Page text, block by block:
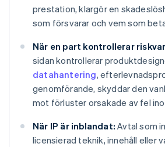
prestation, klargör en
som försvarar och vem som
När en part kontrollerar
sidan kontrollerar
datahantering,
genomförande, skyddar den
mot förluster orsakade av fel
När IP är inblandat: Avtal som
licensierad teknik, innehåll eller